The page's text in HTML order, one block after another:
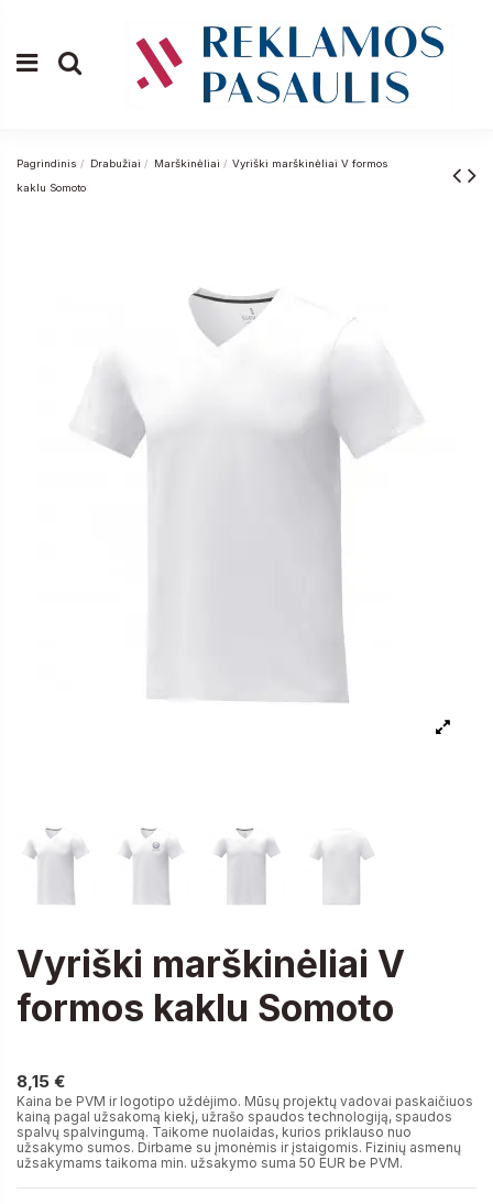
Pagrindinis Drabužiai Marškinėliai
Vyriški marškinėliai V formos
kaklu Somoto
Vyriški marškinėliai V
formos kaklu Somoto
8,15 €
Kaina be PVM ir logotipo uždėjimo. Mūsų projektų vadovai paskaičiuos
kainą pagal užsakomą kiekį, užrašo spaudos technologiją, spaudos
spalvų spalvingumą. Taikome nuolaidas, kurios priklauso nuo
užsakymo sumos. Dirbame su įmonėmis ir įstaigomis. Fizinių asmenų
užsakymams taikoma min. užsakymo suma 50 EUR be PVM.